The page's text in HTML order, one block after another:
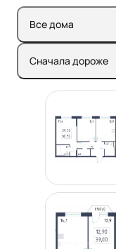
Все дома
Сначала дороже